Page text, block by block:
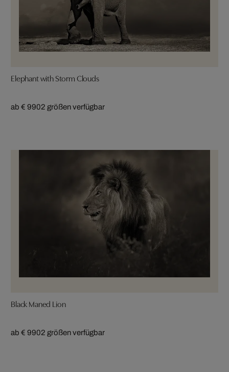
Elephant with Storm Clouds
ab € 9902 größen verfügbar
Black Maned Lion
ab € 9902 größen verfügbar